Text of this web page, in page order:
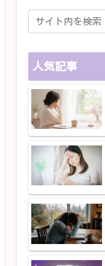
人気記事